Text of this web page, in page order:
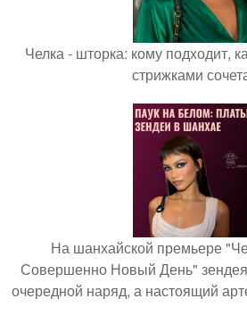
Челка - шторка: кому подходит,
стрижками
На шанхайской премьере
Совершенно Новый День"
очередной наряд, а настоящий